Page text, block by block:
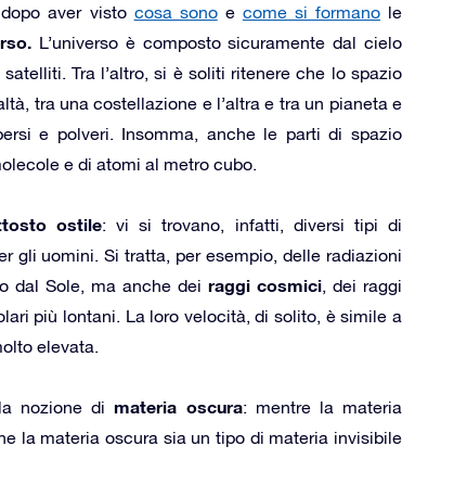
aver visto cosa sonoe come si formanole
L’universo è composto sicuramente dal cielo
Tra l’altro, si è soliti ritenere che lo spazio
tra una costellazione e l’altra e tra un pianeta e
e polveri. Insomma, anche le parti di spazio
e di atomi al metro cubo.
ostile: vi si trovano, infatti, diversi tipi di
gli uomini. Si tratta, per esempio, delle radiazioni
dal Sole, ma anche dei raggi cosmici, dei raggi
più lontani. La loro velocità, di solito, è simile a
elevata.
nozione di materia oscura: mentre la materia
la materia oscura sia un tipo di materia invisibile